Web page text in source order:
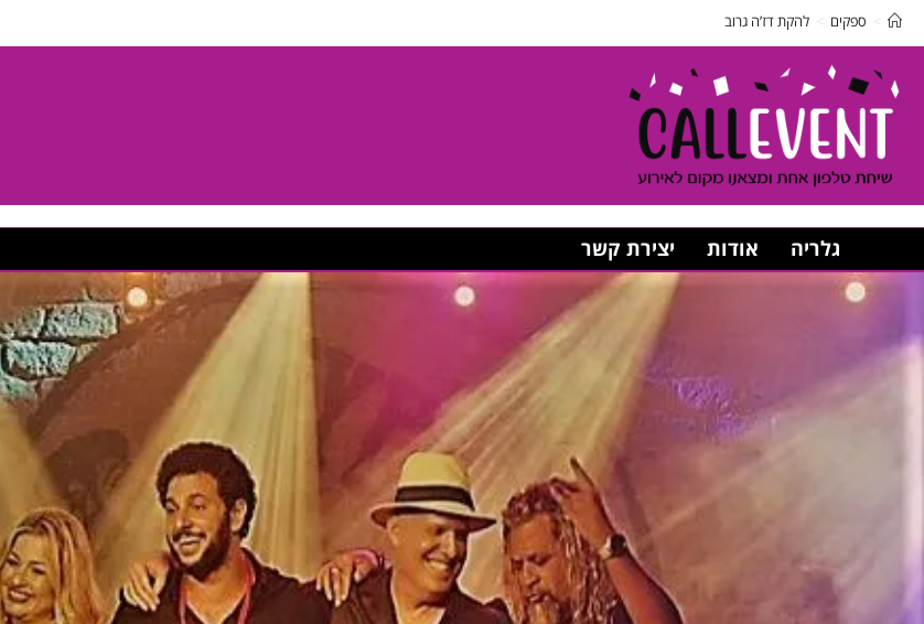
> ספקים > להקת דז’ה גרוב
גלריה אודות יצירת קשר